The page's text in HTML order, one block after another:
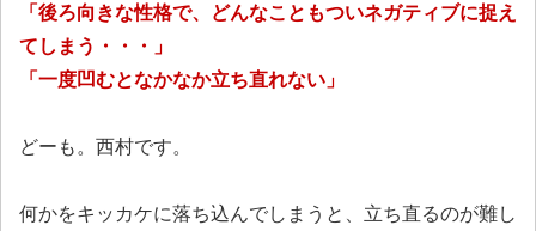
「後ろ向きな性格で、どんなこともついネガティブに捉え
てしまう・・・」
「一度凹むとなかなか立ち直れない」
どーも。西村です。
何かをキッカケに落ち込んでしまうと、立ち直るのが難し